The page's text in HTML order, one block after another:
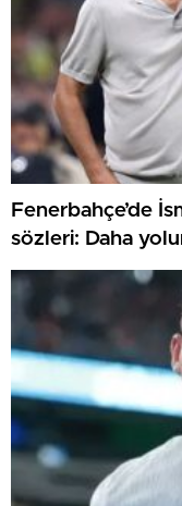
Fenerbahçe’de
sözleri: Daha